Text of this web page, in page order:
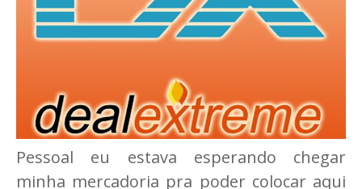
Pessoal eu estava esperando chegar
minha mercadoria pra poder colocar aqui